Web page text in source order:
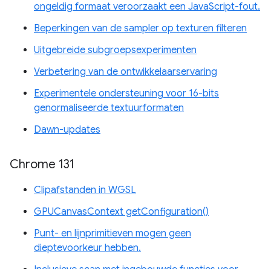
ongeldig formaat veroorzaakt een JavaScript-fout.
Beperkingen van de sampler op texturen filteren
Uitgebreide subgroepsexperimenten
Verbetering van de ontwikkelaarservaring
Experimentele ondersteuning voor 16-bits
genormaliseerde textuurformaten
Dawn-updates
Chrome 131
Clipafstanden in WGSL
GPUCanvasContext getConfiguration()
Punt- en lijnprimitieven mogen geen
dieptevoorkeur hebben.